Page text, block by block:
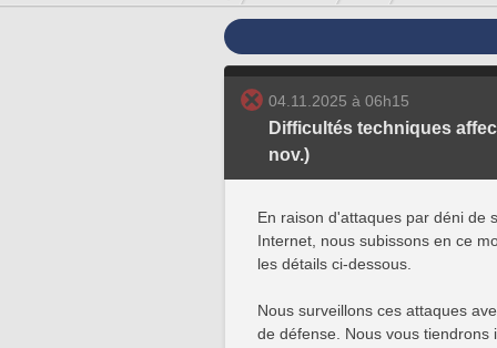
04.11.2025 à 06h15
Difficultés techniques
nov.)
En raison d'attaques par déni de
Internet, nous subissons en ce
les détails ci-dessous.
Nous surveillons ces attaques
de défense. Nous vous tiendrons